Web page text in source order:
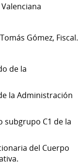
Gómez, Fiscal.
de la
la Administración
subgrupo C1 de la
del Cuerpo